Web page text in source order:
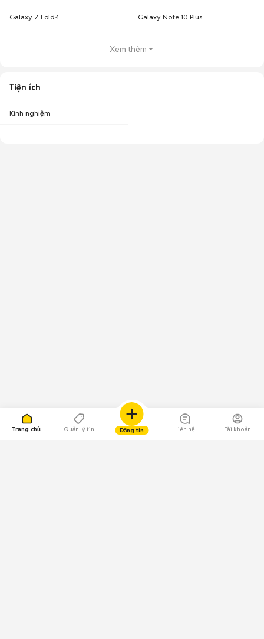
Trang chủ Quản lý tin Đăng tin Liên hệ Tài khoản
Galaxy Z Fold4 Galaxy Note 10 Plus
Xem thêm
Tiện ích
Kinh nghiệm